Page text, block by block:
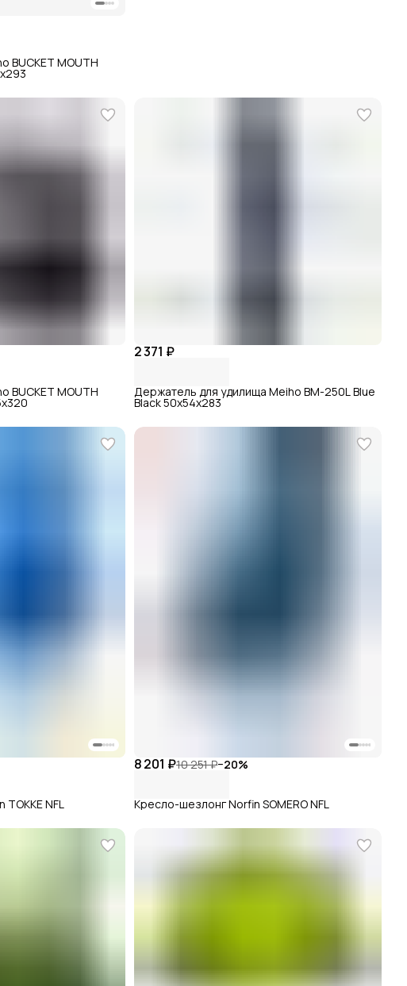
BUCKET MOUTH
BUCKET MOUTH
2 371 ₽
Держатель для удилища Meiho BM-250L Blue
Black 50х54х283
NFL
8 201 ₽10 251 ₽−20%
Кресло-шезлонг Norfin SOMERO NFL